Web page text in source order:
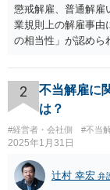
懲戒解雇、普通解雇
業規則上の解雇事由
の相当性」が認めら
れます。 日本の労
有効か無効かとい
の先生は具体的な
するほどではない
連続する、会社のお
も有効と判断される
合はかなり解雇のハ
解雇の場合には、戒
2
不当解雇に
は？
#経営者・会社側 #不当
2025年1月31日
辻村 幸宏 弁